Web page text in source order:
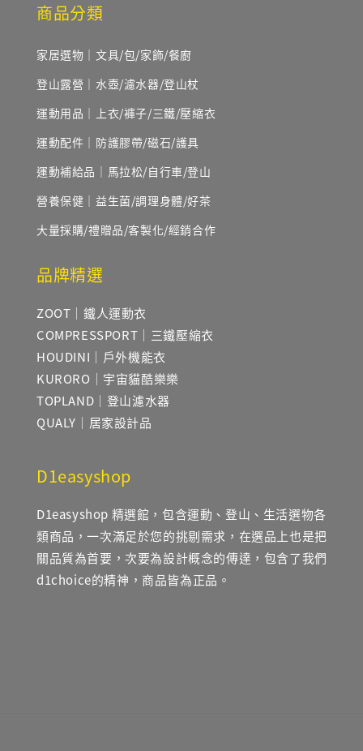
商品分類
家居選物｜文具/包/家飾/餐廚
登山露營｜水壺/濾水器/登山杖
運動用品｜上衣/褲子/三鐵/壓縮衣
運動配件｜防護膠帶/磁石/護具
運動補給品｜馬拉松/自行車/登山
營養保健｜益生菌/調理身體/好茶
大量採購/禮贈品/客製化/經銷合作
品牌精選
ZOOT｜鐵人運動衣
COMPRESSPORT｜三鐵壓縮衣
HOUDINI｜戶外機能衣
KURORO｜宇宙貓酷樂樂
TOPLAND｜登山濾水器
QUALY｜居家設計品
D1easyshop
D1easyshop 精選館，包含運動、登山、生活選物各
類商品，一次滿足於您的挑剔需求，在選品上也是把
關品質為首要，次要為設計概念的傳達，包含了我們
d1choice的精神，商品皆為正品。